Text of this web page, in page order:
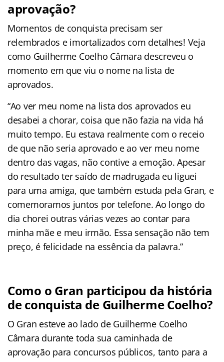
aprovação?
Momentos de conquista precisam ser
relembrados e imortalizados com detalhes! Veja
como Guilherme Coelho Câmara descreveu o
momento em que viu o nome na lista de
aprovados.
“Ao ver meu nome na lista dos aprovados eu
desabei a chorar, coisa que não fazia na vida há
muito tempo. Eu estava realmente com o receio
de que não seria aprovado e ao ver meu nome
dentro das vagas, não contive a emoção. Apesar
do resultado ter saído de madrugada eu liguei
para uma amiga, que também estuda pela Gran, e
comemoramos juntos por telefone. Ao longo do
dia chorei outras várias vezes ao contar para
minha mãe e meu irmão. Essa sensação não tem
preço, é felicidade na essência da palavra.”
Como o Gran participou da história
de conquista de Guilherme Coelho?
O Gran esteve ao lado de Guilherme Coelho
Câmara durante toda sua caminhada de
aprovação para concursos públicos, tanto para a